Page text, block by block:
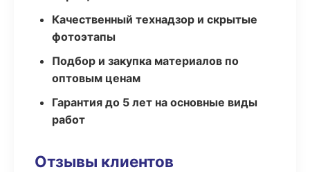
Качественный технадзор и скрытые
фотоэтапы
Подбор и закупка материалов по
оптовым ценам
Гарантия до 5 лет на основные виды
работ
Отзывы клиентов